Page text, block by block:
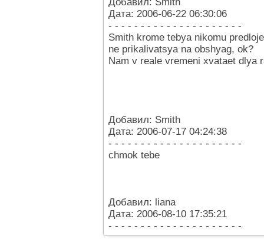
Дата: 2006-06-22 06:30:06
- - - - - - - - - - - - - - - - - - - - -
Smith krome tebya nikomu
ne prikalivatsya na obshyag, ok?
Nam v reale vremeni xvataet dlya
Добавил: Smith
Дата: 2006-07-17 04:24:38
- - - - - - - - - - - - - - - - - - - - -
chmok tebe
Добавил: liana
Дата: 2006-08-10 17:35:21
- - - - - - - - - - - - - - - - - - - - -